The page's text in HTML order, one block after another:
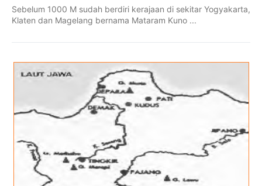
Sebelum 1000 M sudah berdiri kerajaan di sekitar Yogyakarta,
Klaten dan Magelang bernama Mataram Kuno ...